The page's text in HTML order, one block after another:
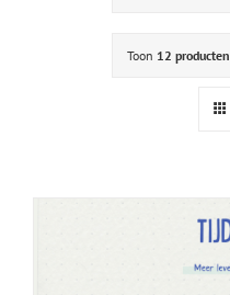
Toon 12 producten